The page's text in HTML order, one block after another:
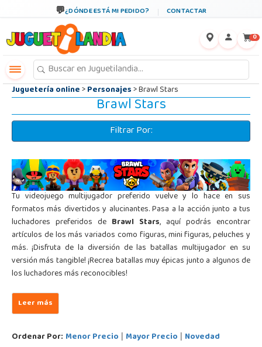
¿DÓNDE ESTÁ MI PEDIDO? CONTACTAR
0
Juguetería online>Personajes> Brawl Stars
Brawl Stars
Filtrar Por:
Tu videojuego multijugador preferido vuelve y lo hace en sus
formatos más divertidos y alucinantes. Pasa a la acción junto a tus
luchadores preferidos de Brawl Stars, aquí podrás encontrar
artículos de los más variados como figuras, mini figuras, peluches y
más. ¡Disfruta de la diversión de las batallas multijugador en su
versión más tangible! ¡Recrea batallas muy épicas junto a algunos de
los luchadores más reconocibles!
Ordenar Por: Menor Precio | Mayor Precio | Novedad